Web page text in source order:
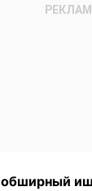
обширный